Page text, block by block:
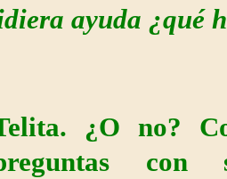
ayuda ¿qué
¿O no?
con